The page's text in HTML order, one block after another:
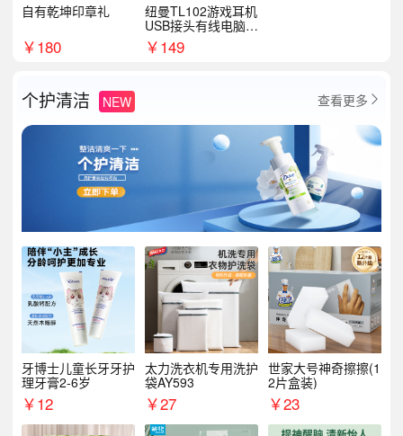
自有乾坤印章礼
￥180
纽曼TL102游戏耳机
USB接头有线电脑耳
机耳麦
￥149
个护清洁 NEW 查看更多 
牙博士儿童长牙牙护
理牙膏2-6岁
￥12
太力洗衣机专用洗护
袋AY593
￥27
世家大号神奇擦擦(1
2片盒装)
￥23